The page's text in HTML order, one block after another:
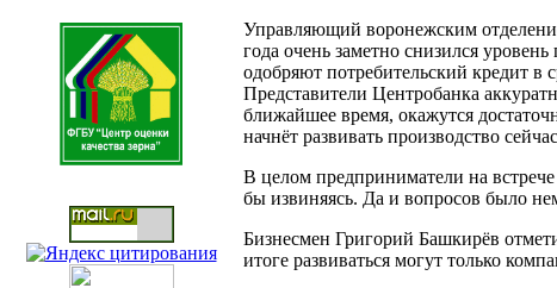
Управляющий воронежским
года очень заметно снизился
одобряют потребительский кредит в
Представители Центробанка
ближайшее время, окажутся
начнёт развивать производство
В целом предприниматели на
бы извиняясь. Да и вопросов было
Бизнесмен Григорий Башкирёв
итоге развиваться могут только